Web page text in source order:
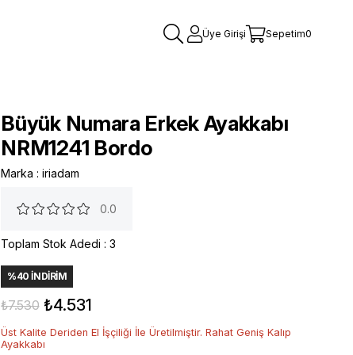
Üye Girişi Sepetim0
Büyük Numara Erkek Ayakkabı
NRM1241 Bordo
Marka : iriadam
0.0
Toplam Stok Adedi : 3
%40 İNDIRIM
₺7.530 ₺4.531
Üst Kalite Deriden El İşçiliği İle Üretilmiştir. Rahat Geniş Kalıp
Ayakkabı